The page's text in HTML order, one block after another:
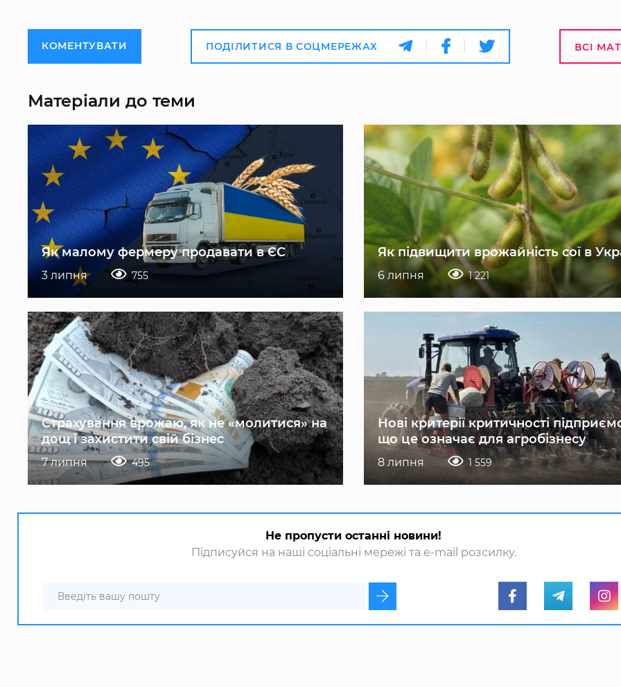
КОМЕНТУВАТИ ПОДІЛИТИСЯ В СОЦМЕРЕЖАХ ВСІ
Матеріали до теми
Як малому фермеру продавати в ЄС
3 липня 755
Як підвищити врожайність сої в
6 липня 1 221
Страхування врожаю, як не «молитися» на
дощ і захистити свій бізнес
7 липня 495
Нові критерії критичності
що це означає для агробізнесу
8 липня 1 559
Не пропусти останні новини!
Підписуйся на наші соціальні мережі та e-mail розсилку.